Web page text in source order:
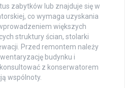
zabytków lub znajduje się w
co wymaga uzyskania
większych
struktury ścian, stolarki
Przed remontem należy
budynku i
z konserwatorem
wspólnoty.